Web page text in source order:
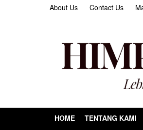
About Us Contact Us
HOME TENTANG KAMI